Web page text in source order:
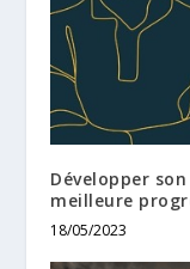
Développer
meilleure
18/05/2023